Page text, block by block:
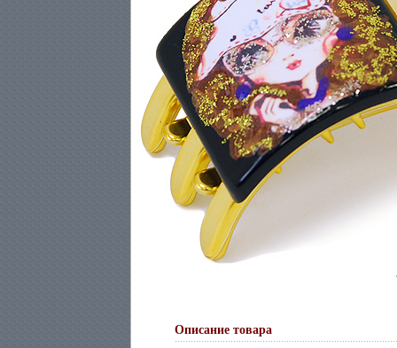
Описание товара